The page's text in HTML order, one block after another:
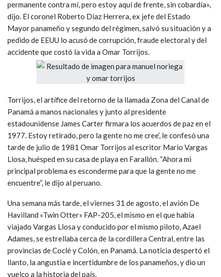
permanente contra mí, pero estoy aquí de frente, sin cobardía»,
dijo. El coronel Roberto Díaz Herrera, ex jefe del Estado
Mayor panameño y segundo del régimen, salvó su situación y a
pedido de EEUU lo acusó de corrupción, fraude electoral y del
accidente que costó la vida a Omar Torrijos.
Torrijos, el artífice del retorno de la llamada Zona del Canal de
Panamá a ma­nos nacionales y junto al presidente
estadounidense James Carter firmara los acuerdos de paz en el
1977. Estoy retirado, pero la gente no me cree’, le confesó una
tarde de julio de 1981 Omar Torrijos al escritor Mario Vargas
Llosa, huésped en su casa de playa en Farallón. “Ahora mi
principal problema es esconderme para que la gente no me
encuentre”, le dijo al peruano.
Una semana más tarde, el viernes 31 de agosto, el avión De
Havilland «Twin Otter» FAP-205, el mismo en el que había
viajado Vargas Llosa y conducido por el mismo piloto, Azael
Adames, se estrellaba cerca de la cordillera Central, entre las
provincias de Coclé y Colón, en Panamá. La noticia despertó el
llanto, la angustia e incertidumbre de los panameños, y dio un
vuelco a la historia del país.